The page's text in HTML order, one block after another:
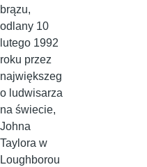
brązu,
odlany 10
lutego 1992
roku przez
największeg
o ludwisarza
na świecie,
Johna
Taylora w
Loughborou